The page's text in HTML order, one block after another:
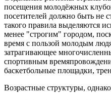
посещения молодёжных
посетителей должно быть не
такого правила выделяются
менее "строгим" городом,
время с пользой молодым
затрагивающее
спортивным
баскетбольные площадки,
Возрастные структуры,